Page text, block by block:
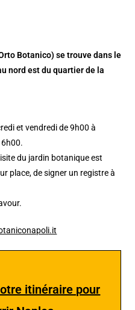
Botanico) se trouve dans le
nord est du quartier de la
et vendredi de 9h00 à
du jardin botanique est
place, de signer un registre à
itinéraire pour